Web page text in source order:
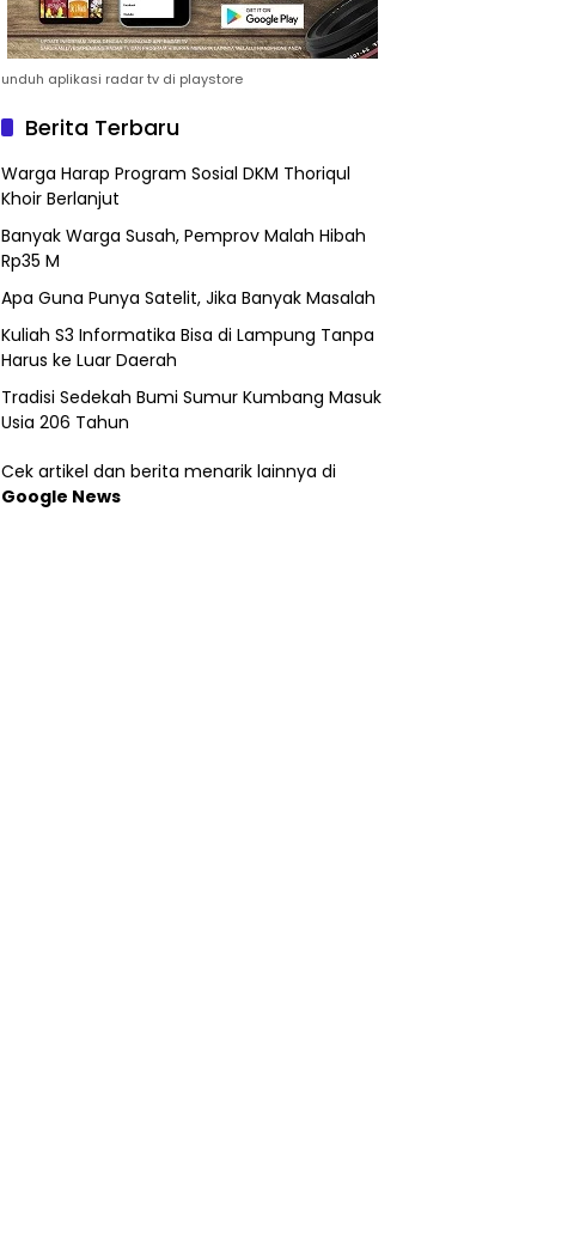
unduh aplikasi radar tv di playstore
Berita Terbaru
Warga Harap Program Sosial DKM Thoriqul
Khoir Berlanjut
Banyak Warga Susah, Pemprov Malah Hibah
Rp35 M
Apa Guna Punya Satelit, Jika Banyak Masalah
Kuliah S3 Informatika Bisa di Lampung Tanpa
Harus ke Luar Daerah
Tradisi Sedekah Bumi Sumur Kumbang Masuk
Usia 206 Tahun
Cek artikel dan berita menarik lainnya di
Google News